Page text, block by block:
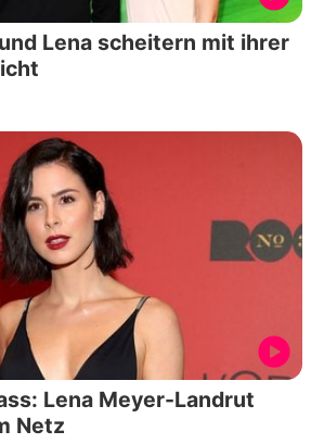
Lena scheitern mit ihrer
Lena Meyer-Landrut
Netz